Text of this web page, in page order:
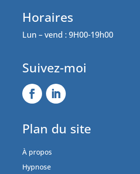
Horaires
Lun – vend : 9H00-19h00
Suivez-moi
Plan du site
À propos
Hypnose